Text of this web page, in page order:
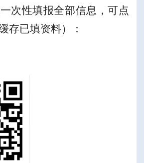
次性填报全部信息，可点
存已填资料）：